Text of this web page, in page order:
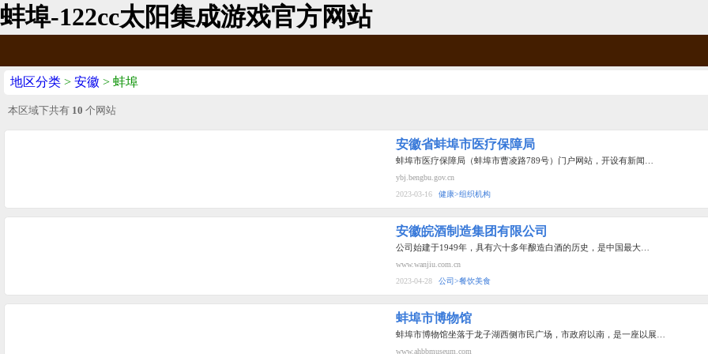
蚌埠-122cc太阳集成游戏官方网站
地区分类 > 安徽 > 蚌埠
本区域下共有 10 个网站
安徽省蚌埠市医疗保障局
蚌埠市医疗保障局（蚌埠市曹凌路789号）门户网站，开设有新闻…
ybj.bengbu.gov.cn
2023-03-16
健康>组织机构
安徽皖酒制造集团有限公司
公司始建于1949年，具有六十多年酿造白酒的历史，是中国最大…
www.wanjiu.com.cn
2023-04-28
公司>餐饮美食
蚌埠市博物馆
蚌埠市博物馆坐落于龙子湖西侧市民广场，市政府以南，是一座以展…
www.ahbbmuseum.com